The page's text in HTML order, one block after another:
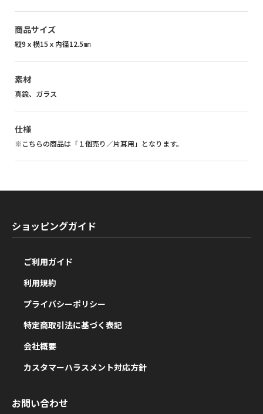
商品サイズ
縦9ｘ横15ｘ内径12.5㎜
素材
真鍮、ガラス
仕様
※こちらの商品は「１個売り／片耳用」となります。
ショッピングガイド
ご利用ガイド
利用規約
プライバシーポリシー
特定商取引法に基づく表記
会社概要
カスタマーハラスメント対応方針
お問い合わせ